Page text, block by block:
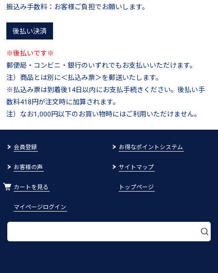
振込み手数料：お客様ご負担でお願いします。
後払い決済
※後払いです※
郵便局・コンビニ・銀行のいずれでもお支払いいただけます。
注）商品とは別に＜払込み票＞を郵送いたします。
※払込み票は到着後14日以内にお支払手続きください。後払い手
数料418円が注文時に加算されます。
注）なお1,000円以下のお買い物時にはご利用いただけません。
会員登録 お得なポイントシステム
お客様の声 サイトマップ
カートを見る トップページ
マイページログイン